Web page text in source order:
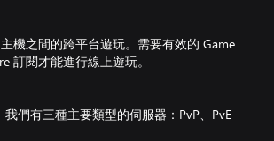
機之間的跨平台遊玩。需要有效的 Game
訂閱才能進行線上遊玩。
我們有三種主要類型的伺服器：PvP、PvE